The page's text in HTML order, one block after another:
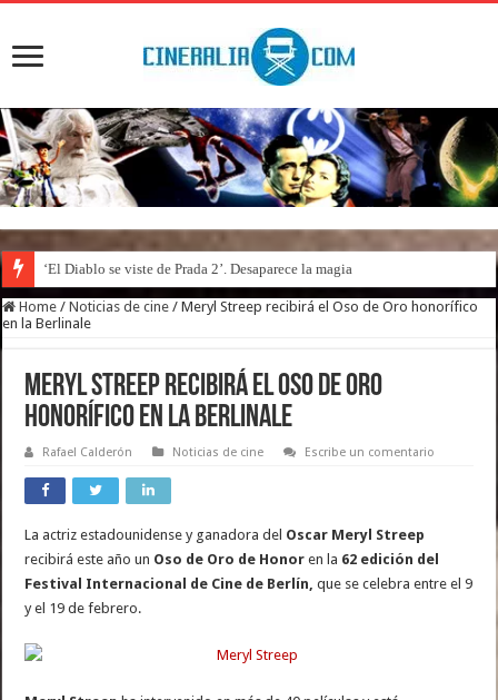
‘El Diablo se viste de Prada 2’. Desaparece la magia
Home / Noticias de cine / Meryl Streep recibirá el Oso de Oro honorífico
en la Berlinale
Meryl Streep recibirá el Oso de Oro
honorífico en la Berlinale
Rafael Calderón Noticias de cine Escribe un comentario
La actriz estadounidense y ganadora del Oscar Meryl Streep
recibirá este año un Oso de Oro de Honor en la 62 edición del
Festival Internacional de Cine de Berlín, que se celebra entre el 9
y el 19 de febrero.